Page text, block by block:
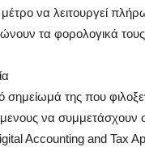
να λειτουργεί
τα φορολογικά
σημείωμά της που
να συμμετάσχουν
Accounting and Tax